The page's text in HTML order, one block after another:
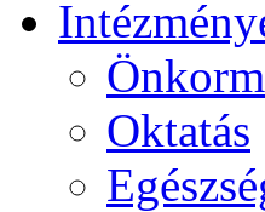
Oktatás